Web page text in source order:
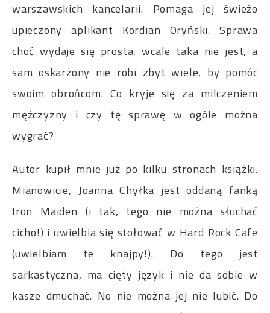
warszawskich kancelarii. Pomaga jej świeżo
upieczony aplikant Kordian Oryński. Sprawa
choć wydaje się prosta, wcale taka nie jest, a
sam oskarżony nie robi zbyt wiele, by pomóc
swoim obrońcom. Co kryje się za milczeniem
mężczyzny i czy tę sprawę w ogóle można
wygrać?
Autor kupił mnie już po kilku stronach książki.
Mianowicie, Joanna Chyłka jest oddaną fanką
Iron Maiden (i tak, tego nie można słuchać
cicho!) i uwielbia się stołować w Hard Rock Cafe
(uwielbiam te knajpy!). Do tego jest
sarkastyczna, ma cięty język i nie da sobie w
kasze dmuchać. No nie można jej nie lubić. Do